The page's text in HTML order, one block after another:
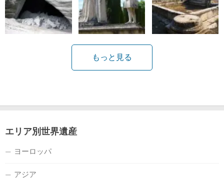
もっと見る
エリア別世界遺産
ヨーロッパ
アジア